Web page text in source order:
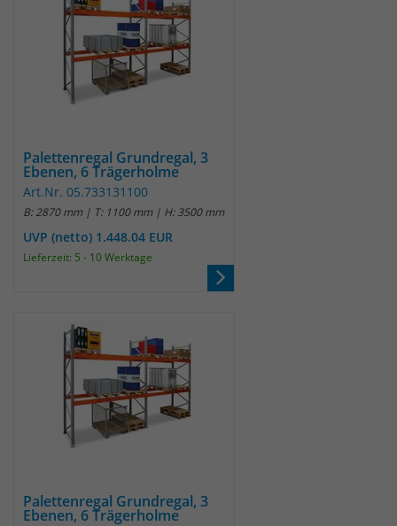
Palettenregal Grundregal, 3
Ebenen, 6 Trägerholme
Art.Nr. 05.733131100
B: 2870 mm | T: 1100 mm | H: 3500 mm
UVP (netto) 1.448.04 EUR
Lieferzeit: 5 - 10 Werktage
Palettenregal Grundregal, 3
Ebenen, 6 Trägerholme